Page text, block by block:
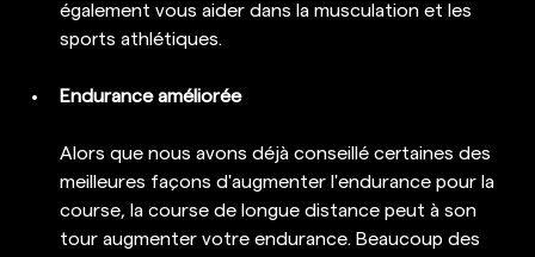
également vous aider dans la musculation et les
sports athlétiques.
Endurance améliorée
Alors que nous avons déjà conseillé certaines des
meilleures façons d'augmenter l'endurance pour la
course, la course de longue distance peut à son
tour augmenter votre endurance. Beaucoup des